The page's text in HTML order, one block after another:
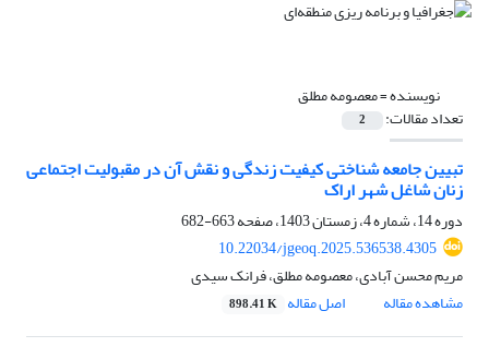
نویسنده =معصومه مطلق
تعداد مقالات: 2
تبیین جامعه شناختی کیفیت زندگی و نقش آن در مقبولیت اجتماعی
زنان شاغل شهر اراک
دوره 14، شماره 4، زمستان 1403، صفحه
663-682
10.22034/jgeoq.2025.536538.4305
مریم محسن آبادی، معصومه مطلق، فرانک سیدی
مشاهده مقاله
اصل مقاله 898.41 K